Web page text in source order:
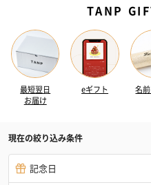
TANP
最短翌日
お届け
eギフト 名
現在の絞り込み条件
記念日